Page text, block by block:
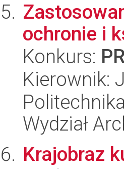
ochronie i
Konkurs:
Kierownik:
Wydział
Krajobraz